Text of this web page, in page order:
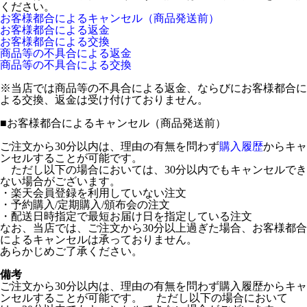
ください。
お客様都合によるキャンセル（商品発送前）
お客様都合による返金
お客様都合による交換
商品等の不具合による返金
商品等の不具合による交換
※当店では商品等の不具合による返金、ならびにお客様都合に
よる交換、返金は受け付けておりません。
■お客様都合によるキャンセル（商品発送前）
ご注文から30分以内は、理由の有無を問わず購入履歴からキャ
ンセルすることが可能です。
ただし以下の場合においては、30分以内でもキャンセルでき
ない場合がございます。
・楽天会員登録を利用していない注文
・予約購入/定期購入/頒布会の注文
・配送日時指定で最短お届け日を指定している注文
なお、当店では、ご注文から30分以上過ぎた場合、お客様都合
によるキャンセルは承っておりません。
あらかじめご了承ください。
備考
ご注文から30分以内は、理由の有無を問わず購入履歴からキャ
ンセルすることが可能です。 ただし以下の場合において